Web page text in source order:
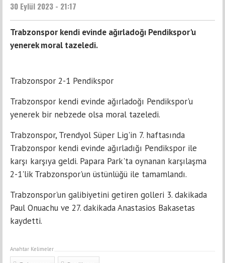
30 Eylül 2023 - 21:17
Trabzonspor kendi evinde ağırladoğı Pendikspor'u
yenerek moral tazeledi.
Trabzonspor 2-1 Pendikspor
Trabzonspor kendi evinde ağırladoğı Pendikspor'u
yenerek bir nebzede olsa moral tazeledi.
Trabzonspor, Trendyol Süper Lig'in 7. haftasında
Trabzonspor kendi evinde ağırladığı Pendikspor ile
karşı karşıya geldi. Papara Park'ta oynanan karşılaşma
2-1'lik Trabzonspor'un üstünlüğü ile tamamlandı.
Trabzonspor'un galibiyetini getiren golleri 3. dakikada
Paul Onuachu ve 27. dakikada Anastasios Bakasetas
kaydetti.
Anahtar Kelimeler